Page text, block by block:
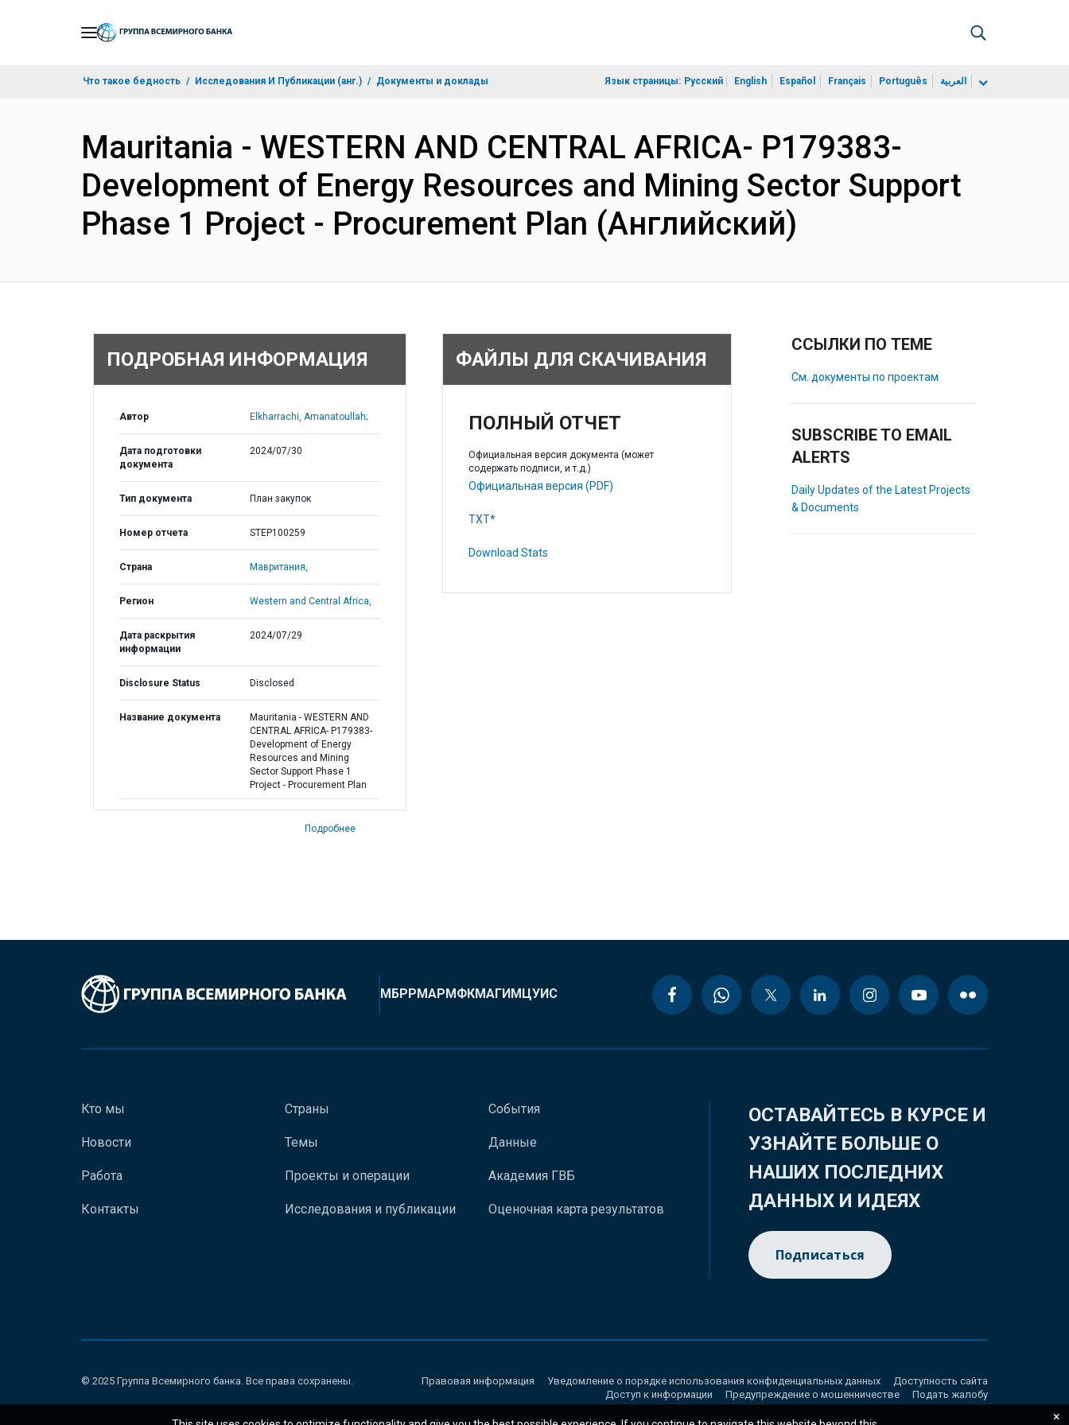
Что такое бедность Исследования И Публикации (анг.) Документы и доклады Язык страницы: Русский English Español Français Português العربية
Mauritania - WESTERN AND CENTRAL AFRICA- P179383-
Development of Energy Resources and Mining Sector Support
Phase 1 Project - Procurement Plan (Английский)
ПОДРОБНАЯ ИНФОРМАЦИЯ
Автор Elkharrachi, Amanatoullah;
Дата подготовки
документа
2024/07/30
Тип документа План закупок
Номер отчета STEP100259
Страна Мавритания,
Регион Western and Central Africa,
Дата раскрытия
информации
2024/07/29
Disclosure Status Disclosed
Название документа
Mauritania - WESTERN AND
CENTRAL AFRICA- P179383-
Development of Energy
Resources and Mining
Sector Support Phase 1
Project - Procurement Plan
Подробнее
ФАЙЛЫ ДЛЯ СКАЧИВАНИЯ
ПОЛНЫЙ ОТЧЕТ
Официальная версия документа (может
содержать подписи, и т.д.)
Официальная версия (PDF)
TXT*
Download Stats
ССЫЛКИ ПО ТЕМЕ
См. документы по проектам
SUBSCRIBE TO EMAIL
ALERTS
Daily Updates of the Latest Projects
& Documents
МБРРМАРМФКМАГИМЦУИС
Кто мы
Новости
Работа
Контакты
Страны
Темы
Проекты и операции
Исследования и публикации
События
Данные
Академия ГВБ
Оценочная карта результатов
ОСТАВАЙТЕСЬ В КУРСЕ И
УЗНАЙТЕ БОЛЬШЕ О
НАШИХ ПОСЛЕДНИХ
ДАННЫХ И ИДЕЯХ
Подписаться
© 2025 Группа Всемирного банка. Все права сохранены. Правовая информация Уведомление о порядке использования конфиденциальных данных
Доступность сайта
Доступ к информации
Предупреждение о мошенничестве Подать жалобу
×